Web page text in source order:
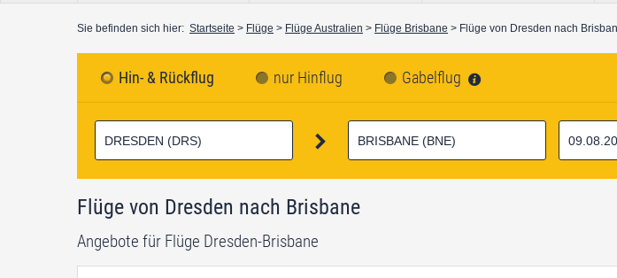
Sie befinden sich hier: Startseite > Flüge > Flüge Australien > Flüge Brisbane > Flüge von Dresden nach
Hin- & Rückflug nur Hinflug Gabelflug
Flüge von Dresden nach Brisbane
Angebote für Flüge Dresden-Brisbane